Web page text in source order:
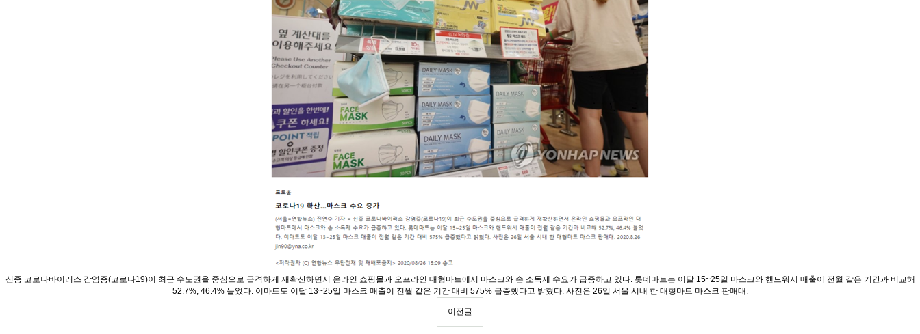
신종 코로나바이러스 감염증(코로나19)이 최근 수도권을 중심으로 급격하게 재확산하면서 온라인 쇼핑몰과 오프라인 대형마트에서 마스크와 손 소독제 수요가 급증하고 있다. 롯데마트는 이달 15~25일 마스크와 핸드워시 매출이 전월 같은 기간과 비교해
52.7%, 46.4% 늘었다. 이마트도 이달 13~25일 마스크 매출이 전월 같은 기간 대비 575% 급증했다고 밝혔다. 사진은 26일 서울 시내 한 대형마트 마스크 판매대.
이전글